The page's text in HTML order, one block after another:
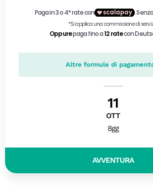
Altre formule di
11
OTT
8gg
AVVENTURA